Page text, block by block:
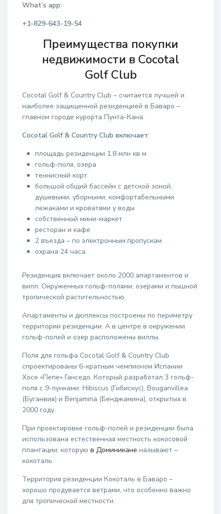
What’s app:
+1-829-643-19-54
Преимущества покупки
недвижимости в Cocotal
Golf Club
Cocotal Golf & Country Club – считается лучшей и
наиболее защищенной резиденцией в Баваро –
главном городе курорта Пунта-Кана.
Cocotal Golf & Country Club включает:
площадь резиденции 1,8 млн кв м
гольф-поля, озера
теннисный корт
большой общий бассейн с детской зоной,
душевыми, уборными, комфортабельными
лежаками и кроватями у воды
собственный мини-маркет
ресторан и кафе
2 въезда – по электронным пропускам
охрана 24 часа.
Резиденция включает около 2000 апартаментов и
вилл. Окруженных гольф-полями, озерами и пышной
тропической растительностью.
Апартаменты и дюплексы построены по периметру
территории резиденции. А в центре в окружении
гольф-полей и озер расположены виллы.
Поля для гольфа Cocotal Golf & Country Club
спроектированы 6-кратным чемпионом Испании
Хосе «Пепе» Ганседо. Который разработал 3 гольф-
поля с 9-лунками: Hibiscus (Гибискус), Bouganvillea
(Буганвия) и Benjamina (Бенджамина), открытых в
2000 году.
При проектировке гольф-полей и резиденции была
использована естественная местность кокосовой
плантации, которую в Доминикане называют –
кокоталь.
Территория резиденции Кокоталь в Баваро –
хорошо продувается ветрами, что особенно важно
для тропической местности.